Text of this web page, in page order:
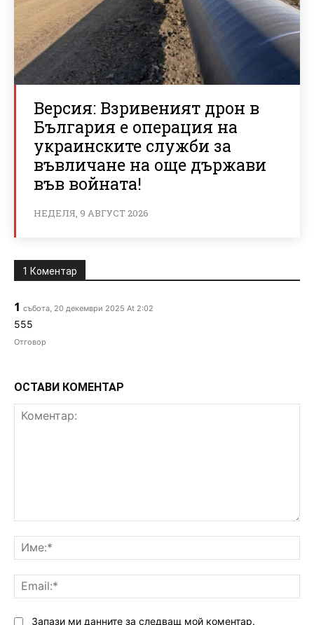
Версия: Взривеният дрон в
България е операция на
украинските служби за
въвличане на още държави
във войната!
НЕДЕЛЯ, 9 АВГУСТ 2026
1 Коментар
1 събота, 20 декември 2025 At 2:02
555
Отговор
ОСТАВИ КОМЕНТАР
Запази ми данните за следващ мой коментар.